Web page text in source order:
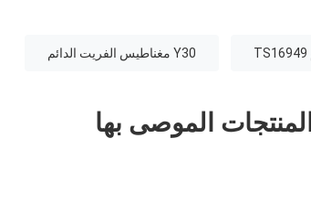
Y30 مغناطيس الفريت الدائم
المنتجات الموصى بها